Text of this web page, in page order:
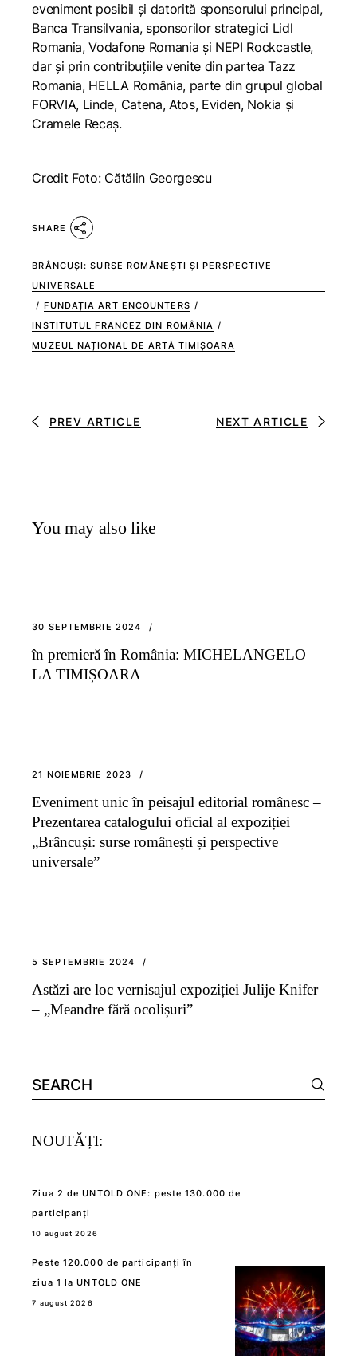
eveniment posibil și datorită sponsorului principal,
Banca Transilvania, sponsorilor strategici Lidl
Romania, Vodafone Romania și NEPI Rockcastle,
dar și prin contribuțiile venite din partea Tazz
Romania, HELLA România, parte din grupul global
FORVIA, Linde, Catena, Atos, Eviden, Nokia și
Cramele Recaș.
Credit Foto: Cătălin Georgescu
SHARE
BRÂNCUȘI: SURSE ROMÂNEȘTI ȘI PERSPECTIVE
UNIVERSALE
/ FUNDAȚIA ART ENCOUNTERS /
INSTITUTUL FRANCEZ DIN ROMÂNIA /
MUZEUL NAȚIONAL DE ARTĂ TIMIȘOARA
PREV ARTICLE NEXT ARTICLE
You may also like
30 SEPTEMBRIE 2024
în premieră în România: MICHELANGELO
LA TIMIȘOARA
21 NOIEMBRIE 2023
Eveniment unic în peisajul editorial românesc –
Prezentarea catalogului oficial al expoziției
„Brâncuși: surse românești și perspective
universale”
5 SEPTEMBRIE 2024
Astăzi are loc vernisajul expoziției Julije Knifer
– „Meandre fără ocolișuri”
Search
for:
NOUTĂȚI:
Ziua 2 de UNTOLD ONE: peste 130.000 de
participanți
10 august 2026
Peste 120.000 de participanți în
ziua 1 la UNTOLD ONE
7 august 2026